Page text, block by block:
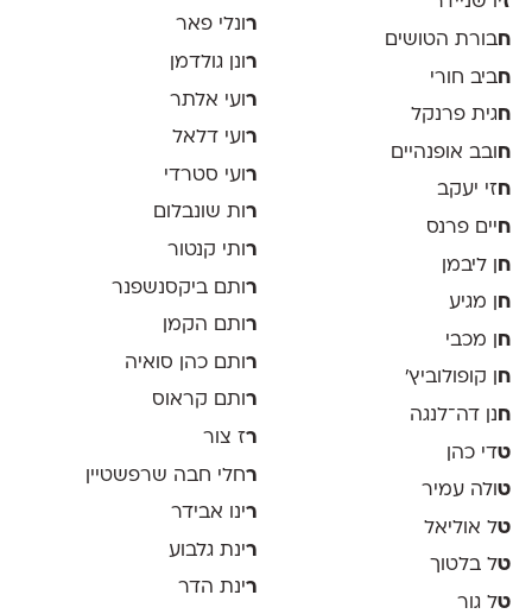
חבורת הטושים
חביב חורי
חגית פרנקל
ח ובב אופנהיים
חזי יעקב
ח יים פרנס
ח
ן ליבמן
ח ן מגיע
ח
ן מכבי
ח ן קופולוביץ'
ח נן דה־לנגה
טדי כהן
טולה עמיר
טל אוליאל
טל בלטוך
טל גור
רונלי פאר
ר ונן גולדמן
ר ועי אלתר
רועי דלאל
ר ועי סטרדי
רות שונבלום
ר ותי קנטור
ר ותם ביקסנשפנר
רותם הקמן
ר ותם כהן סואיה
רותם קראוס
רז צור
רחלי חבה שרפשטיין
רינו אבידר
רינת גלבוע
רינת הדר